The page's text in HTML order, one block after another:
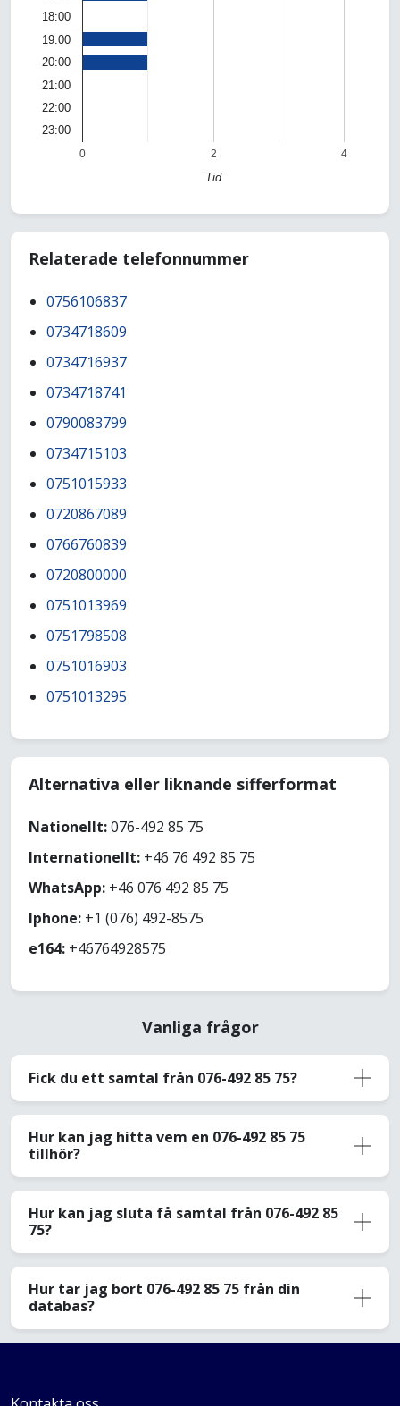
0 2 4
18:00
19:00
20:00
21:00
22:00
23:00
Tid
Relaterade telefonnummer
0756106837
0734718609
0734716937
0734718741
0790083799
0734715103
0751015933
0720867089
0766760839
0720800000
0751013969
0751798508
0751016903
0751013295
Alternativa eller liknande sifferformat
Nationellt:076-492 85 75
Internationellt: +46 76 492 85 75
WhatsApp: +46 076 492 85 75
Iphone: +1 (076) 492-8575
e164: +46764928575
Vanliga frågor
Fick du ett samtal från 076-492 85 75?
Hur kan jag hitta vem en 076-492 85 75
tillhör?
Hur kan jag sluta få samtal från 076-492 85
75?
Hur tar jag bort 076-492 85 75 från din
databas?